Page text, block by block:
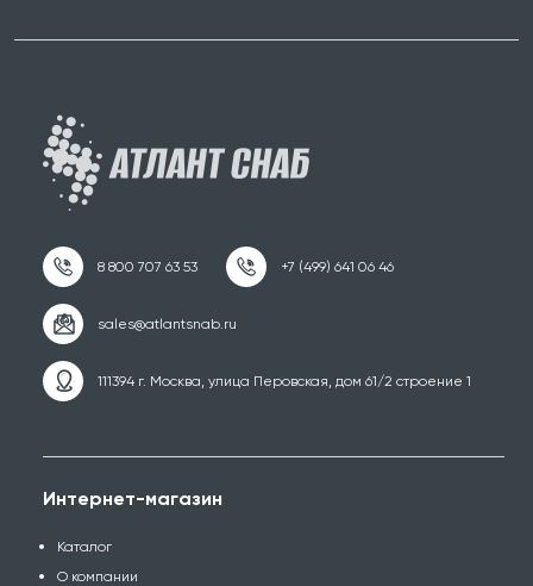
111394 г. Москва, улица Перовская, дом 61/2 строение 1
Интернет-магазин
Каталог
О компании